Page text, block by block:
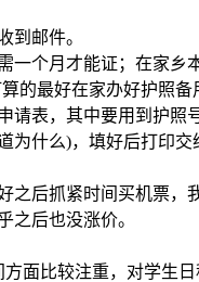
到邮件。
一个月才能证；在家乡
的最好在家办好护照备
请表，其中要用到护照
为什么)，填好后打印交
之后抓紧时间买机票，
之后也没涨价。
方面比较注重，对学生